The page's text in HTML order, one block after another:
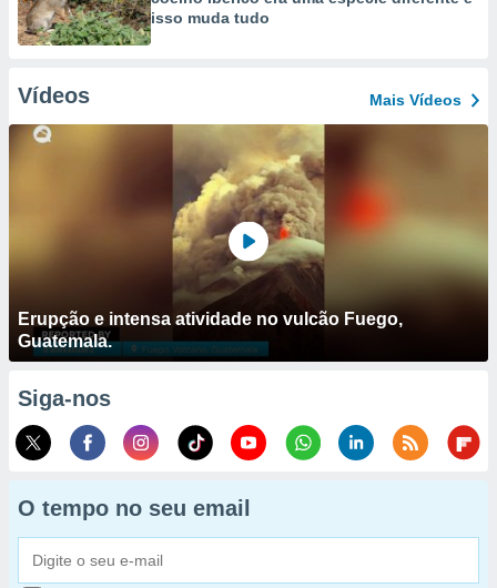
isso muda tudo
Vídeos Mais Vídeos
Erupção e intensa atividade no vulcão Fuego,
Guatemala.
Siga-nos
O tempo no seu email